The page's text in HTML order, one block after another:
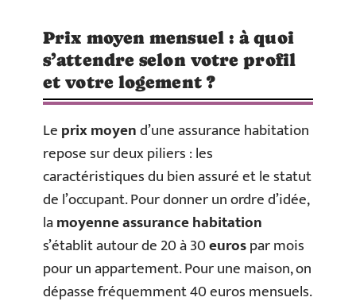
Prix moyen mensuel : à quoi
s’attendre selon votre profil
et votre logement ?
Leprix moyend’une assurance habitation
repose sur deux piliers : les
caractéristiques du bien assuré et le statut
de l’occupant. Pour donner un ordre d’idée,
lamoyenne assurance habitation
s’établit autour de 20 à 30eurospar mois
pour un appartement. Pour une maison, on
dépasse fréquemment 40 euros mensuels.